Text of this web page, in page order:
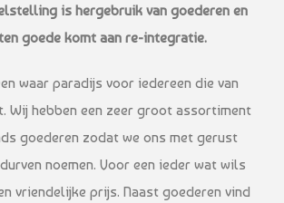
is hergebruik van goederen en
goede komt aan re-integratie.
waar paradijs voor iedereen die van
Wij hebben een zeer groot assortiment
goederen zodat we ons met gerust
noemen. Voor een ieder wat wils
vriendelijke prijs. Naast goederen vind